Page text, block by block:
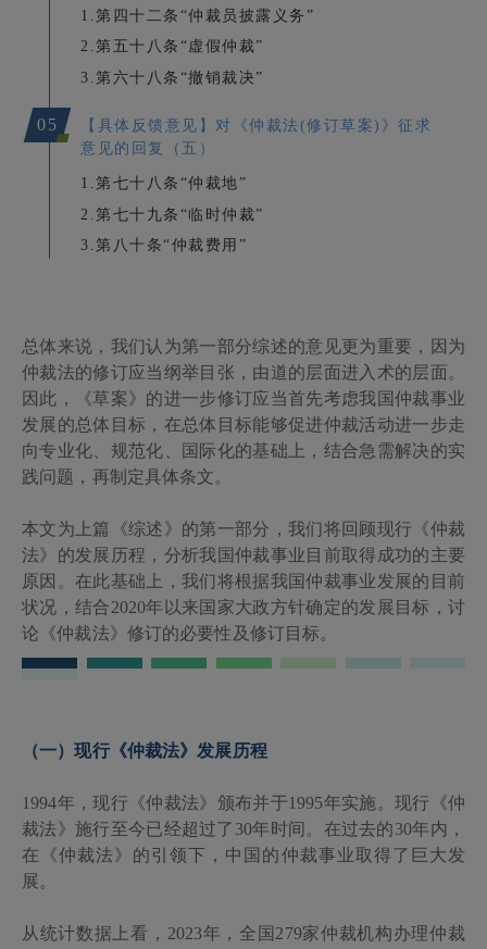
1.第四十二条“仲裁员披露义务”
2.第五十八条“虚假仲裁”
3.第六十八条“撤销裁决”
05 【具体反馈意见】 对 《仲裁法(修订草案)》 征求
意见的 回复（五）
1.第七十八条“仲裁地”
2.第七十九条“临时仲裁”
3.第八十条“仲裁费用”
总体来说，我们认为第一部分综述的意见更为重要，因为
仲裁法的修订应当纲举目张，由道的层面进入术的层面。
因此，《草案》的进一步修订应当首先考虑我国仲裁事业
发展的总体目标，在总体目标能够促进仲裁活动进一步走
向专业化、规范化、国际化的基础上，结合急需解决的实
践问题，再制定具体条文。
本文为上篇《综述》的第一部分，我们将回顾现行《仲裁
法》的发展历程，分析我国仲裁事业目前取得成功的主要
原因。在此基础上，我们将根据我国仲裁事业发展的目前
状况，结合2020年以来国家大政方针确定的发展目标，讨
论《仲裁法》修订的必要性及修订目标。
（一）现行《仲裁法》发展历程
1994年，现行《仲裁法》颁布并于1995年实施。现行《仲
裁法》施行至今已经超过了 30年时间。在过去的30年内，
在《仲裁法》的引领下，中国的仲裁事业取得了巨大发
展。
从统计数据上看， 2023年，全国 279家仲裁机构办理仲裁